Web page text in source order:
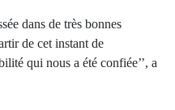
dans de très bonnes
de cet instant de
qui nous a été confiée’’, a